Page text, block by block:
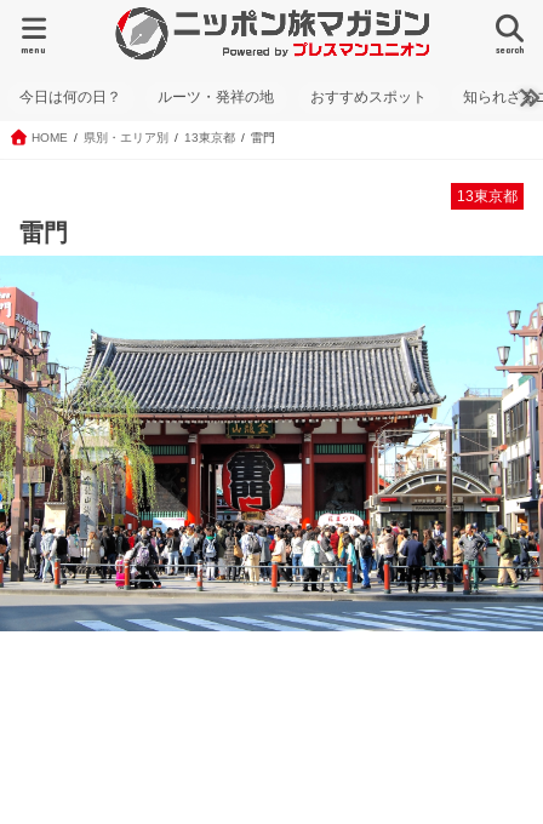
search
menu
今日は何の日？ ルーツ・発祥の地 おすすめスポット 知られざる
HOME 県別・エリア別 13東京都 雷門
13東京都
雷門